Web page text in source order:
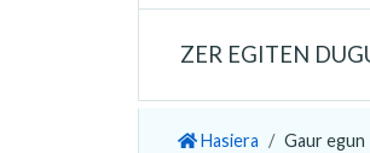
ZER EGITEN
Hasiera Gaur egun